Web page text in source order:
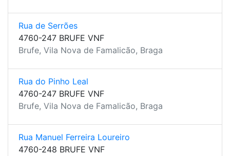
Rua de Serrões
4760-247 BRUFE VNF
Brufe, Vila Nova de Famalicão, Braga
Rua do Pinho Leal
4760-247 BRUFE VNF
Brufe, Vila Nova de Famalicão, Braga
Rua Manuel Ferreira Loureiro
4760-248 BRUFE VNF